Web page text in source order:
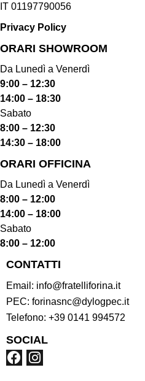
IT 01197790056
Privacy Policy
ORARI SHOWROOM​
Da Lunedì a Venerdì
9:00 – 12:30
14:00 – 18:30
Sabato
8:00 – 12:30
14:30 – 18:00
ORARI OFFICINA
Da Lunedì a Venerdì
8:00 – 12:00
14:00 – 18:00
Sabato
8:00 – 12:00
CONTATTI
Email: info@fratelliforina.it
PEC: forinasnc@dylogpec.it
Telefono: +39 0141 994572
SOCIAL